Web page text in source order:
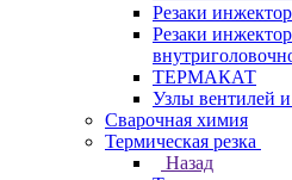
Резаки
Резаки
ТЕРМАКАТ
Узлы вентилей
Сварочная химия
Термическая резка
Назад